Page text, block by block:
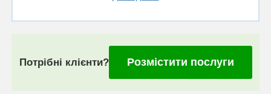
Потрібні клієнти? Розмістити послуги